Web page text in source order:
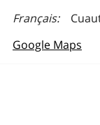
Français
Google Maps